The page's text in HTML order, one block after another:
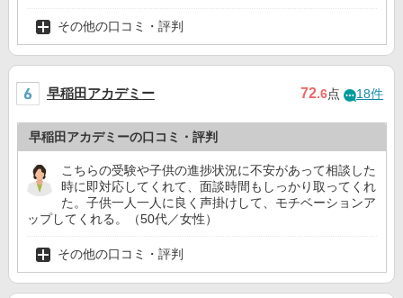
その他の口コミ・評判
早稲田アカデミー 72.6点 18件
早稲田アカデミーの口コミ・評判
こちらの受験や子供の進捗状況に不安があって相談した
時に即対応してくれて、面談時間もしっかり取ってくれ
た。子供一人一人に良く声掛けして、モチベーションア
ップしてくれる。（50代／女性）
その他の口コミ・評判